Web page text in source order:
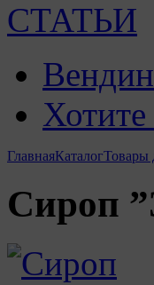
СТАТЬИ
ГлавнаяКаталогТовары
Сироп